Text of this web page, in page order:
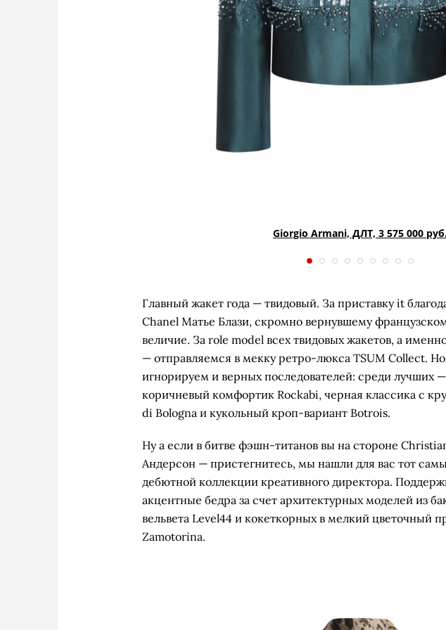
Giorgio Armani, ДЛТ, 3 575 000
Главный жакет года — твидовый. За приставку it
Chanel Матье Блази, скромно вернувшему
величие. За role model всех твидовых жакетов, а
— отправляемся в мекку ретро-люкса TSUM Collect.
игнорируем и верных последователей: среди лучших
коричневый комфортик Rockabi, черная классика с
di Bologna и кукольный кроп-вариант Botrois.
Ну а если в битве фэшн-титанов вы на стороне
Андерсон — пристегнитесь, мы нашли для вас тот
дебютной коллекции креативного директора.
акцентные бедра за счет архитектурных моделей из
вельвета Level44 и кокеткорных в мелкий цветочный
Zamotorina.
Rudy|Eye, 95 000 руб.
Yudashkin, 35 000 руб.